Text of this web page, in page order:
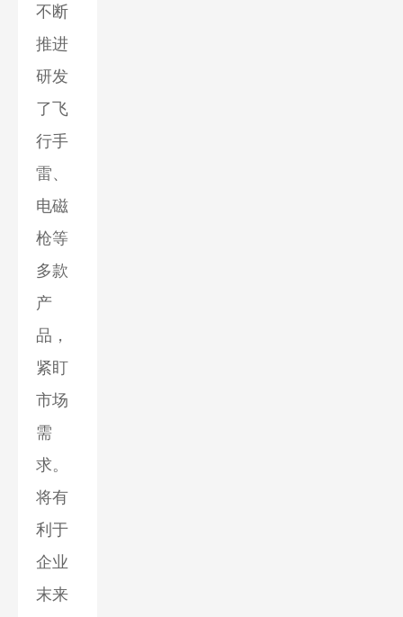
不断
推进
研发
了飞
行手
雷、
电磁
枪等
多款
产
品，
紧盯
市场
需
求。
将有
利于
企业
末来